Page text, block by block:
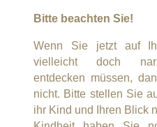
Bitte beachten Sie!
Wenn Sie jetzt auf
vielleicht doch
entdecken müssen,
nicht. Bitte stellen Sie
ihr Kind und Ihren Blick